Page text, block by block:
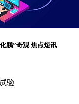
鹏”奇观 焦点短讯